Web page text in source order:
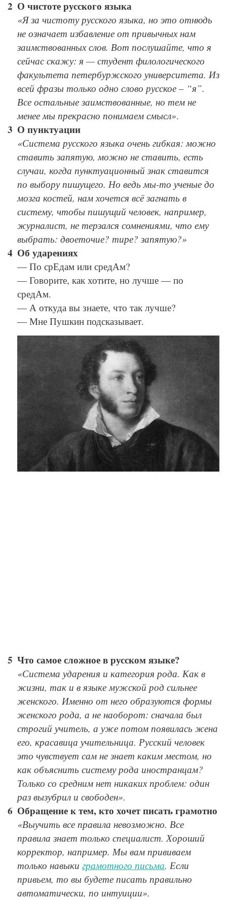
О чистоте русского языка
«Я за чистоту русского языка, но это отнюдь
не означает избавление от привычных нам
заимствованных слов. Вот послушайте, что я
сейчас скажу: я — студент филологического
факультета петербуржского университета. Из
всей фразы только одно слово русское – “я”.
Все остальные заимствованные, но тем не
менее мы прекрасно понимаем смысл».
О пунктуации
«Система русского языка очень гибкая: можно
ставить запятую, можно не ставить, есть
случаи, когда пунктуационный знак ставится
по выбору пишущего. Но ведь мы-то ученые до
мозга костей, нам хочется всё загнать в
систему, чтобы пишущий человек, например,
журналист, не терзался сомнениями, что ему
выбрать: двоеточие? тире? запятую?»
Об ударениях
— По срЕдам или средАм?
— Говорите, как хотите, но лучше — по
средАм.
— А откуда вы знаете, что так лучше?
— Мне Пушкин подсказывает.
GettyImages
Что самое сложное в русском языке?
«Система ударения и категория рода. Как в
жизни, так и в языке мужской род сильнее
женского. Именно от него образуются формы
женского рода, а не наоборот: сначала был
строгий учитель, а уже потом появилась жена
его, красавица учительница. Русский человек
это чувствует сам не знает каким местом, но
как объяснить систему рода иностранцам?
Только со средним нет никаких проблем: один
раз вызубрил и свободен».
Обращение к тем, кто хочет писать грамотно
«Выучить все правила невозможно. Все
правила знает только специалист. Хороший
корректор, например. Мы вам прививаем
только навыки грамотного письма. Если
привьем, то вы будете писать правильно
автоматически, по интуиции».